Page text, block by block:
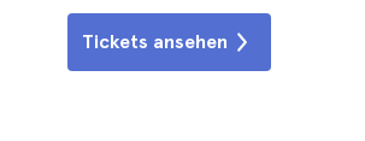
Tickets ansehen